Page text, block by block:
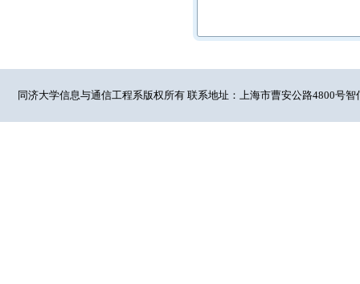
同济大学信息与通信工程系版权所有 联系地址：上海市曹安公路4800号智